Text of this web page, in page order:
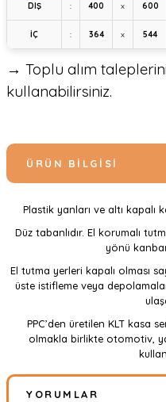
DIŞ : 400 x 600
İÇ : 364 x 544
→ Toplu alım
kullanabilirsiniz.
ÜRÜN BILGISI
Plastik yanları ve altı kapalı
Düz tabanlıdır. El korumalı
yönü
El tutma yerleri kapalı olması
üste istifleme veya
PPC’den üretilen KLT kasa
olmakla birlikte otomotiv,
YORUMLAR